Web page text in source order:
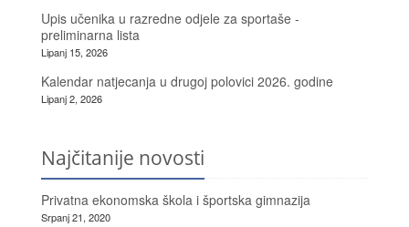
Upis učenika u razredne odjele za sportaše -
preliminarna lista
Lipanj 15, 2026
Kalendar natjecanja u drugoj polovici 2026. godine
Lipanj 2, 2026
Najčitanije novosti
Privatna ekonomska škola i športska gimnazija
Srpanj 21, 2020